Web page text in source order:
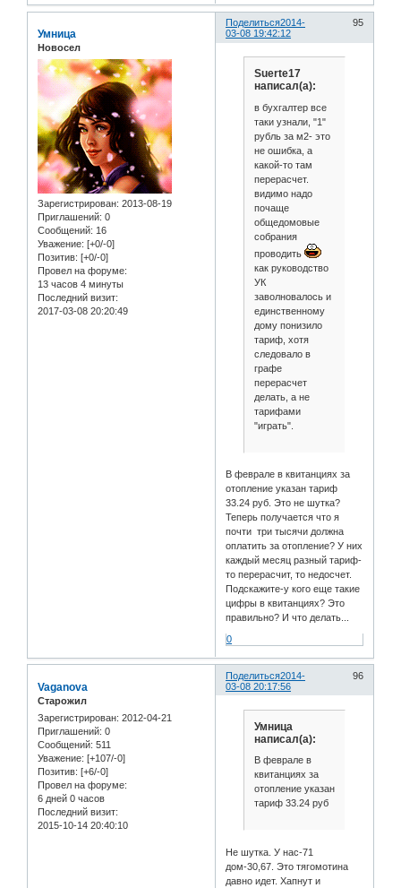
Поделиться 95
2014-
03-08 19:42:12
Умница
Новосел
Зарегистрирован: 2013-08-19
Приглашений: 0
Сообщений: 16
Уважение: [+0/-0]
Позитив: [+0/-0]
Провел на форуме:
13 часов 4 минуты
Последний визит:
2017-03-08 20:20:49
Suerte17
написал(а):
в бухгалтер все
таки узнали, "1"
рубль за м2- это
не ошибка, а
какой-то там
перерасчет.
видимо надо
почаще
общедомовые
собрания
проводить
как руководство
УК
заволновалось и
единственному
дому понизило
тариф, хотя
следовало в
графе
перерасчет
делать, а не
тарифами
"играть".
В феврале в квитанциях за
отопление указан тариф
33.24 руб. Это не шутка?
Теперь получается что я
почти три тысячи должна
оплатить за отопление? У них
каждый месяц разный тариф-
то перерасчит, то недосчет.
Подскажите-у кого еще такие
цифры в квитанциях? Это
правильно? И что делать...
0
Поделиться 96
2014-
03-08 20:17:56
Vaganova
Старожил
Зарегистрирован: 2012-04-21
Приглашений: 0
Сообщений: 511
Уважение: [+107/-0]
Позитив: [+6/-0]
Провел на форуме:
6 дней 0 часов
Последний визит:
2015-10-14 20:40:10
Умница
написал(а):
В феврале в
квитанциях за
отопление указан
тариф 33.24 руб
Не шутка. У нас-71
дом-30,67. Это тягомотина
давно идет. Хапнут и